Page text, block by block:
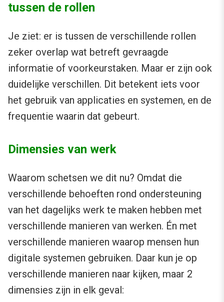
tussen de rollen
Je ziet: er is tussen de verschillende rollen
zeker overlap wat betreft gevraagde
informatie of voorkeurstaken. Maar er zijn ook
duidelijke verschillen. Dit betekent iets voor
het gebruik van applicaties en systemen, en de
frequentie waarin dat gebeurt.
Dimensies van werk
Waarom schetsen we dit nu? Omdat die
verschillende behoeften rond ondersteuning
van het dagelijks werk te maken hebben met
verschillende manieren van werken. Én met
verschillende manieren waarop mensen hun
digitale systemen gebruiken. Daar kun je op
verschillende manieren naar kijken, maar 2
dimensies zijn in elk geval: